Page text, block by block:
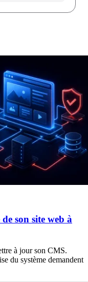
son site web à
à jour son CMS.
du système demandent